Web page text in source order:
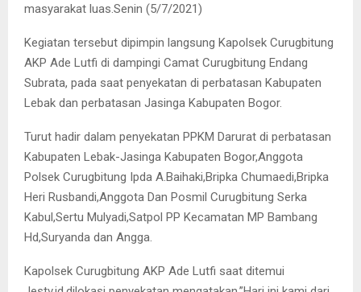
masyarakat luas.Senin (5/7/2021)
Kegiatan tersebut dipimpin langsung Kapolsek Curugbitung
AKP Ade Lutfi di dampingi Camat Curugbitung Endang
Subrata, pada saat penyekatan di perbatasan Kabupaten
Lebak dan perbatasan Jasinga Kabupaten Bogor.
Turut hadir dalam penyekatan PPKM Darurat di perbatasan
Kabupaten Lebak-Jasinga Kabupaten Bogor,Anggota
Polsek Curugbitung Ipda A.Baihaki,Bripka Chumaedi,Bripka
Heri Rusbandi,Anggota Dan Posmil Curugbitung Serka
Kabul,Sertu Mulyadi,Satpol PP Kecamatan MP Bambang
Hd,Suryanda dan Angga.
Kapolsek Curugbitung AKP Ade Lutfi saat ditemui